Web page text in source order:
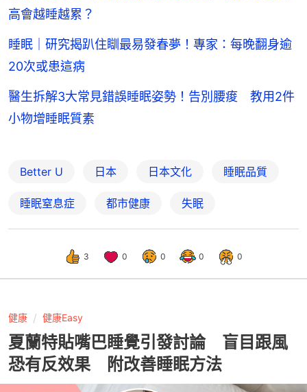
高會越睡越累？
睡眠｜研究揭趴住瞓最易發春夢！專家：每晚翻身逾
20次或患這病
醫生拆解3大常見錯誤睡眠姿勢！告別腰痠 教用2件
小物增睡眠質素
Better U 日本 日本文化 睡眠品質
睡眠窒息症 都市健康 失眠
3 0 0 0 0
健康 健康Easy
夏蘭特貼嘴巴睡覺引發討論 盲目跟風
恐有反效果 附改善睡眠方法